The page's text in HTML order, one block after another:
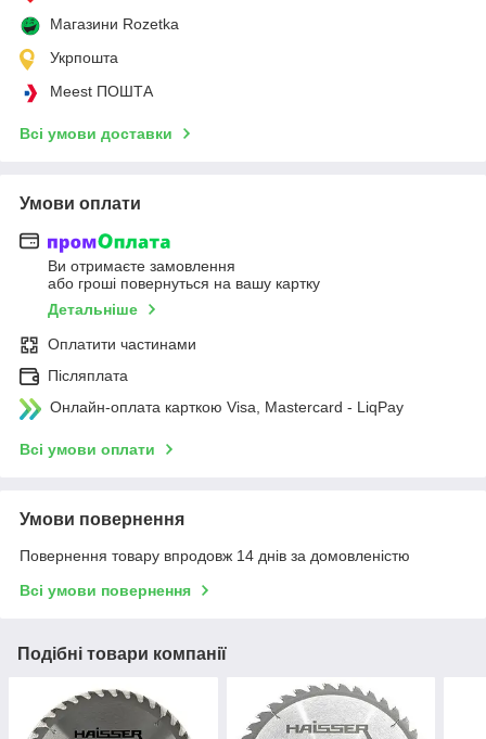
Магазини Rozetka
Укрпошта
Meest ПОШТА
Всі умови доставки
Умови оплати
Ви отримаєте замовлення
або гроші повернуться на вашу картку
Детальніше
Оплатити частинами
Післяплата
Онлайн-оплата карткою Visa, Mastercard - LiqPay
Всі умови оплати
Умови повернення
Повернення товару впродовж 14 днів за домовленістю
Всі умови повернення
Подібні товари компанії